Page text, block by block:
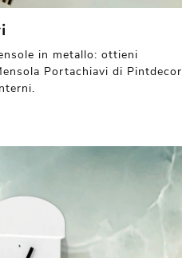
in metallo: ottieni
Portachiavi di Pintdecor